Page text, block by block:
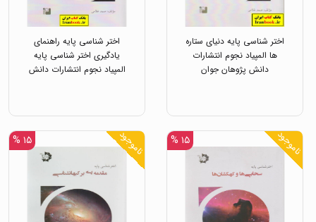
اختر شناسی پایه دنیای ستاره
ها المپیاد نجوم انتشارات
دانش پژوهان جوان
اختر شناسی پایه راهنمای
یادگیری اختر شناسی پایه
المپیاد نجوم انتشارات دانش
ناموجود ۱۵ % ناموجود ۱۵ %